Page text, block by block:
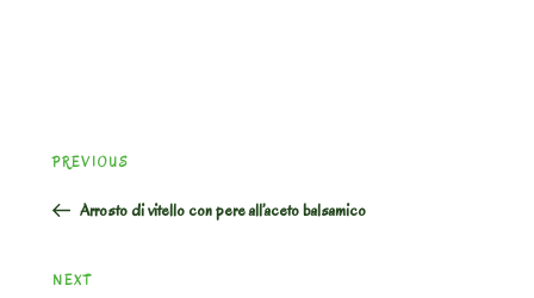
navigation
Previous
PREVIOUS
Arrosto di vitello con pere all’aceto balsamico
Next
NEXT